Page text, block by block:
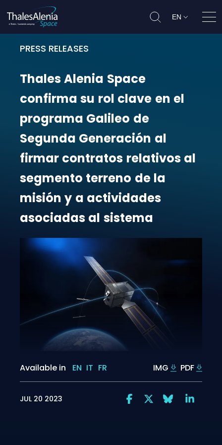
EN
PRESS RELEASES
Thales Alenia Space confirma su
ThalesAlenia Space
confirma su rol clave en el
programa Galileo de
Segunda Generación al
firmar contratos relativos al
segmento terreno de la
misión y a actividades
asociadas al sistema
Available in EN IT FR IMG PDF
JUL 20 2023